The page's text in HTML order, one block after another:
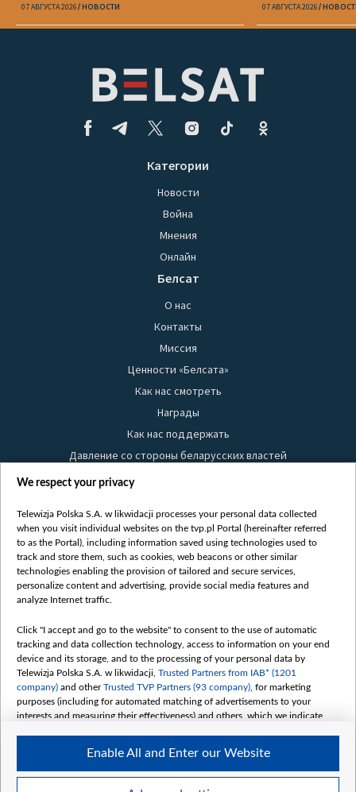
07 АВГУСТА 2026 НОВОСТИ
Вежновец
07 АВГУСТА 2026
Категории
Новости
Война
Мнения
Онлайн
Белсат
О нас
Контакты
Миссия
Ценности «Белсата»
Как нас смотреть
Награды
Как нас поддержать
Давление со стороны беларусских властей
Правила использования материалов
Безопасность
Youtube
Белсат news
Белсат Life
Belsat English
Biełsat PL
Белсат Now
Белсат Shorts
Белсат History
Белсат Music
Белсат Doc
My consents
We respect your privacy
Telewizja Polska S.A. w likwidacji processes your personal data collected
when you visit individual websites on the tvp.pl Portal (hereinafter referred
to as the Portal), including information saved using technologies used to
track and store them, such as cookies, web beacons or other similar
technologies enabling the provision of tailored and secure services,
personalize content and advertising, provide social media features and
analyze Internet traffic.
Click "I accept and go to the website" to consent to the use of automatic
tracking and data collection technology, access to information on your end
device and its storage, and to the processing of your personal data by
Telewizja Polska S.A. w likwidacji, Trusted Partners from IAB* (1201
company) and otherTrusted TVP Partners (93 company) , for marketing
purposes (including for automated matching of advertisements to your
interests and measuring their effectiveness) and others, which we indicate
The purposes of processing your data by TVP S.A. w likwidacji are as
follows:
Enable All and Enter our Website